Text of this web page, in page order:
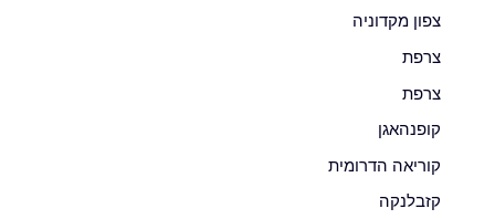
צפון מקדוניה
צרפת
צרפת
קופנהאגן
קוריאה הדרומית
קזבלנקה